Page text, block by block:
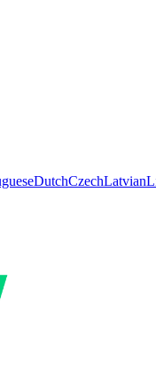
DutchCzechLatvian